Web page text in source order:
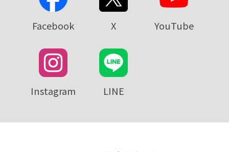
Facebook X YouTube
Instagram LINE